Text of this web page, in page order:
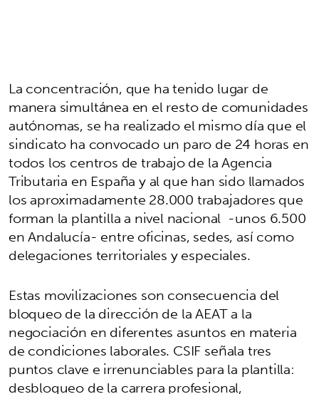
La concentración, que ha tenido lugar de
manera simultánea en el resto de comunidades
autónomas, se ha realizado el mismo día que el
sindicato ha convocado un paro de 24 horas en
todos los centros de trabajo de la Agencia
Tributaria en España y al que han sido llamados
los aproximadamente 28.000 trabajadores que
forman la plantilla a nivel nacional -unos 6.500
en Andalucía- entre oficinas, sedes, así como
delegaciones territoriales y especiales.
Estas movilizaciones son consecuencia del
bloqueo de la dirección de la AEAT a la
negociación en diferentes asuntos en materia
de condiciones laborales. CSIF señala tres
puntos clave e irrenunciables para la plantilla:
desbloqueo de la carrera profesional,